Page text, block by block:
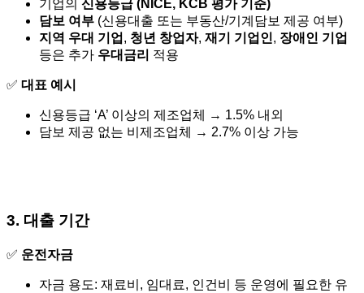
기업의 신용등급 (NICE, KCB 평가 기준)
담보 여부 (신용대출 또는 부동산/기계담보 제공 여부)
지역 우대 기업 , 청년 창업자, 재기 기업인, 장애인 기업
등은 추가 우대금리 적용
✅ 대표 예시
신용등급 ‘A’ 이상의 제조업체 → 1.5% 내외
담보 제공 없는 비제조업체 → 2.7% 이상 가능
3. 대출 기간
✅ 운전자금
자금 용도: 재료비, 임대료, 인건비 등 운영에 필요한 유